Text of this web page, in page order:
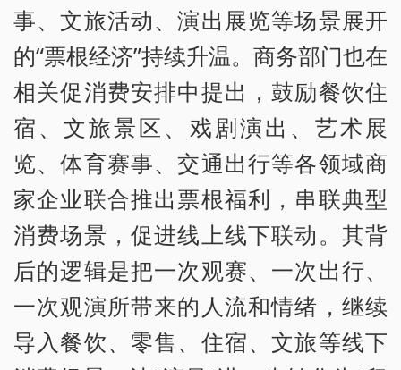
事、文旅活动、演出展览等场景展开
的“票根经济”持续升温。商务部门也在
相关促消费安排中提出，鼓励餐饮住
宿、文旅景区、戏剧演出、艺术展
览、体育赛事、交通出行等各领域商
家企业联合推出票根福利，串联典型
消费场景，促进线上线下联动。其背
后的逻辑是把一次观赛、一次出行、
一次观演所带来的人流和情绪，继续
导入餐饮、零售、住宿、文旅等线下